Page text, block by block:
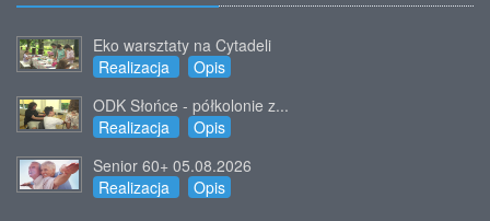
Eko warsztaty na Cytadeli
Realizacja
Opis
ODK Słońce - półkolonie z...
Realizacja
Opis
Senior 60+ 05.08.2026
Realizacja
Opis